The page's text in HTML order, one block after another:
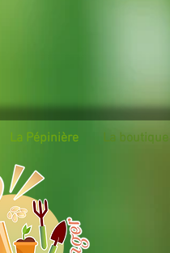
La Pépinière La boutique